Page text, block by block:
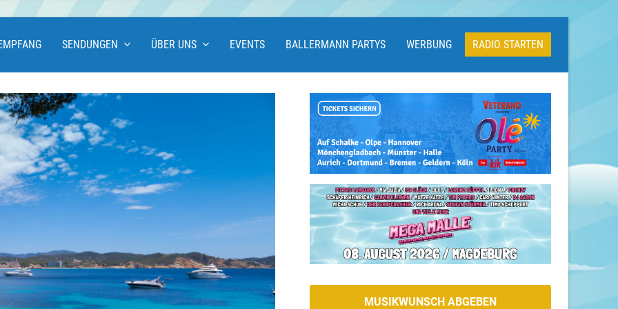
SENDUNGEN ÜBER UNS EVENTS BALLERMANN PARTYS WERBUNG RADIO STARTEN
MUSIKWUNSCH ABGEBEN